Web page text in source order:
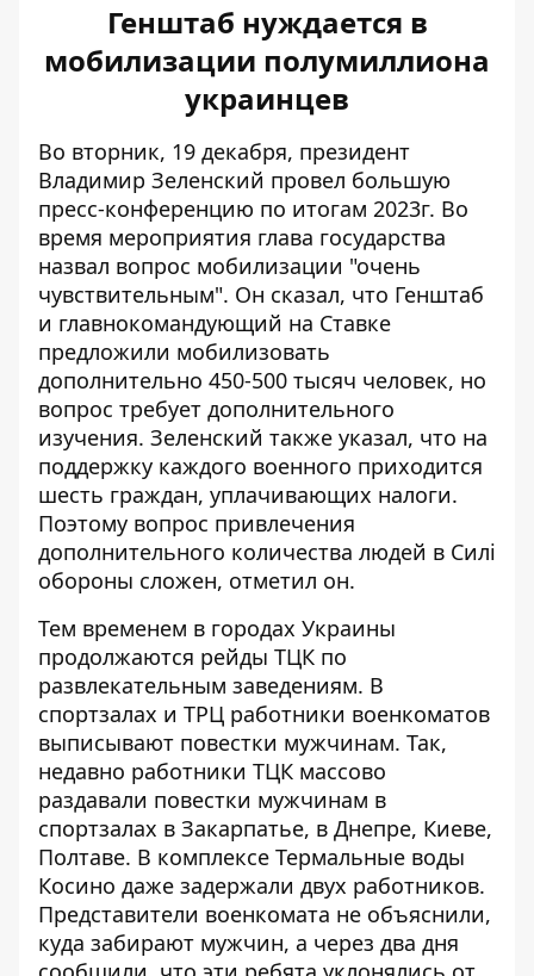
Генштаб нуждается в
мобилизации полумиллиона
украинцев
Во вторник, 19 декабря, президент
Владимир Зеленский провел большую
пресс-конференцию по итогам 2023г. Во
время мероприятия глава государства
назвал вопрос мобилизации "очень
чувствительным". Он сказал, что Генштаб
и главнокомандующий на Ставке
предложили мобилизовать
дополнительно 450-500 тысяч человек, но
вопрос требует дополнительного
изучения. Зеленский также указал, что на
поддержку каждого военного приходится
шесть граждан, уплачивающих налоги.
Поэтому вопрос привлечения
дополнительного количества людей в Силі
обороны сложен, отметил он.
Тем временем в городах Украины
продолжаются рейды ТЦК по
развлекательным заведениям. В
спортзалах и ТРЦ работники военкоматов
выписывают повестки мужчинам. Так,
недавно работники ТЦК массово
раздавали повестки мужчинам в
спортзалах в Закарпатье, в Днепре, Киеве,
Полтаве. В комплексе Термальные воды
Косино даже задержали двух работников.
Представители военкомата не объяснили,
куда забирают мужчин, а через два дня